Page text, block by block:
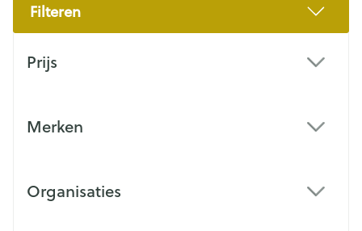
Filteren
Prijs
Merken
Organisaties